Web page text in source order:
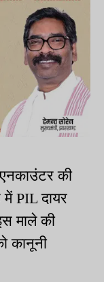
की
में PIL दायर
माले की
कानूनी